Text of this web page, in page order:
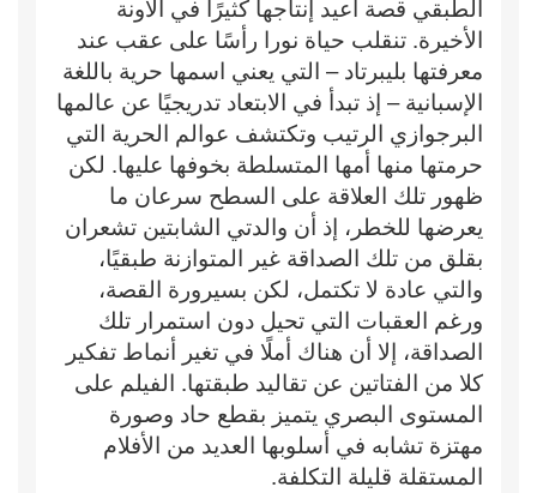
الطبقي قصة أعيد إنتاجها كثيرًا في الآونة
الأخيرة. تنقلب حياة نورا رأسًا على عقب عند
معرفتها بليبرتاد – التي يعني اسمها حرية باللغة
الإسبانية – إذ تبدأ في الابتعاد تدريجيًا عن عالمها
البرجوازي الرتيب وتكتشف عوالم الحرية التي
حرمتها منها أمها المتسلطة بخوفها عليها. لكن
ظهور تلك العلاقة على السطح سرعان ما
يعرضها للخطر، إذ أن والدتي الشابتين تشعران
بقلق من تلك الصداقة غير المتوازنة طبقيًا،
والتي عادة لا تكتمل، لكن بسيرورة القصة،
ورغم العقبات التي تحيل دون استمرار تلك
الصداقة، إلا أن هناك أملًا في تغير أنماط تفكير
كلا من الفتاتين عن تقاليد طبقتها. الفيلم على
المستوى البصري يتميز بقطع حاد وصورة
مهتزة تشابه في أسلوبها العديد من الأفلام
المستقلة قليلة التكلفة.